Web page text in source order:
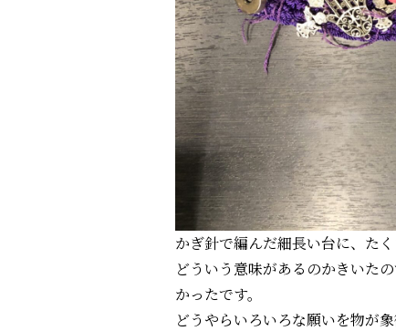
かぎ針で編んだ細長い台に、た
どういう意味があるのかきいた
かったです。
どうやらいろいろな願いを物が